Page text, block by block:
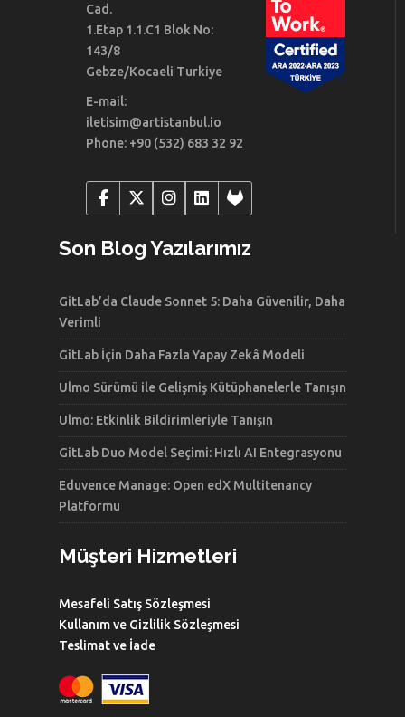
Cad.
1.Etap 1.1.C1 Blok No:
143/8
Gebze/Kocaeli Turkiye
E-mail:
iletisim@artistanbul.io
Phone: +90 (532) 683 32 92
Son Blog Yazılarımız
GitLab’da Claude Sonnet 5: Daha Güvenilir, Daha
Verimli
GitLab İçin Daha Fazla Yapay Zekâ Modeli
Ulmo Sürümü ile Gelişmiş Kütüphanelerle Tanışın
Ulmo: Etkinlik Bildirimleriyle Tanışın
GitLab Duo Model Seçimi: Hızlı AI Entegrasyonu
Eduvence Manage: Open edX Multitenancy
Platformu
Müşteri Hizmetleri
Mesafeli Satış Sözleşmesi
Kullanım ve Gizlilik Sözleşmesi
Teslimat ve İade